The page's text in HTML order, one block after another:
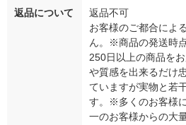
返品について
返品不可
お客様のご都合によ
ん。※商品の発送時
250日以上の商品を
や質感を出来るだけ
ていますが実物と若
す。※多くのお客様
一のお客様からの大